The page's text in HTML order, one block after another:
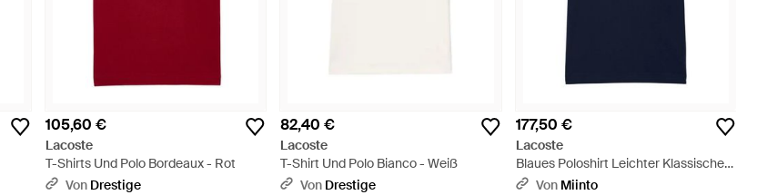
105,60 €
Lacoste
T-Shirts Und Polo Bordeaux - Rot
Von Drestige
82,40 €
Lacoste
T-Shirt Und Polo Bianco - Weiß
Von Drestige
177,50 €
Lacoste
Blaues Poloshirt Leichter Klassischer
Stil - Blau
Von Miinto